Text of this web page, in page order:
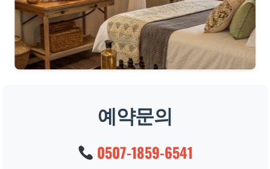
예약문의
0507-1859-6541